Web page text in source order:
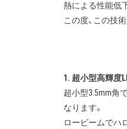
熱による性能低
この度、この技
1. 超小型高輝度
超小型3.5mm角
なります。
ロービームでハ